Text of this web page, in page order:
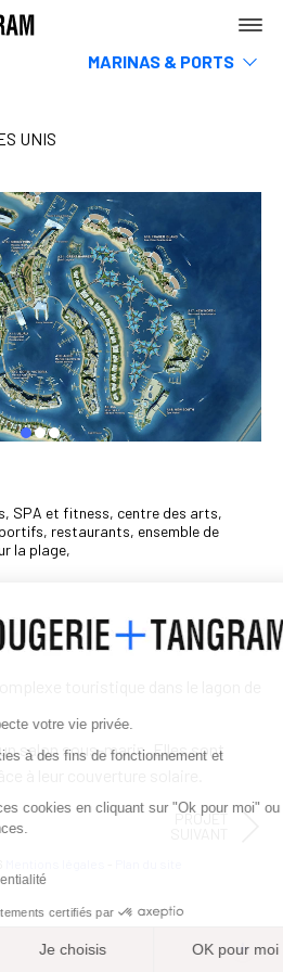
MARINAS & PORTS
TERRE
MER
UNIS
SPA et fitness, centre des arts,
restaurants, ensemble de
la plage,
touristique dans le lagon de
salon sous-marin. Elles sont
à leur couverture solaire.
PROJET
votre vie privée.
fins de fonctionnement et
en cliquant sur "Ok pour moi" ou
certifiés par
Je choisis OK pour moi